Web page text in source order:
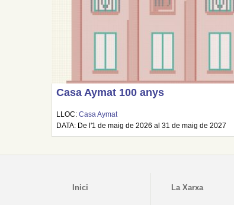
Casa Aymat 100 anys
LLOC:Casa Aymat
DATA: De l'1 de maig de 2026 al 31 de maig de 2027
Inici La Xarxa